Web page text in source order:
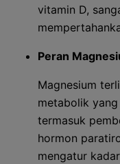
vitamin D,
Peran
Magnesium
metabolik
termasuk
hormon
mengatur